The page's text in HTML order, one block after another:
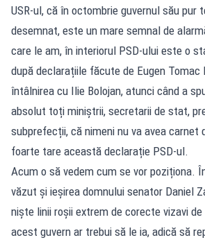
USR-ul, că în octombrie guvernul său pur
desemnat, este un mare semnal de
care le am, în interiorul PSD-ului este o
după declarațiile făcute de Eugen Tomac
întâlnirea cu Ilie Bolojan, atunci când a
absolut toți miniștrii, secretarii de stat,
subprefecții, că nimeni nu va avea carnet
foarte tare această declarație PSD-ul.
Acum o să vedem cum se vor poziționa.
văzut și ieșirea domnului senator Daniel
niște linii roșii extrem de corecte vizavi
acest guvern ar trebui să le ia, adică să